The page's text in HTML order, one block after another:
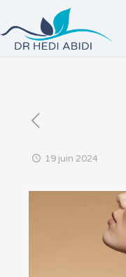
19 juin 2024